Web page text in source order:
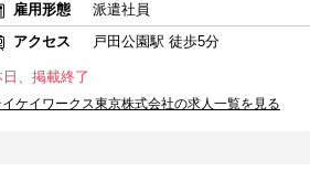
雇用形態
派遣社員
アクセス
戸田公園駅 徒歩5分
日、掲載終了
ケイワークス東京株式会社の求人一覧を見る